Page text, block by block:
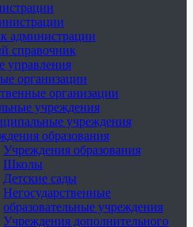
администрации
справочник
управления
организации
организации
учреждения
учреждения
образования
Учреждения образования
Школы
Детские сады
Негосударственные
образовательные учреждения
Учреждения дополнительного